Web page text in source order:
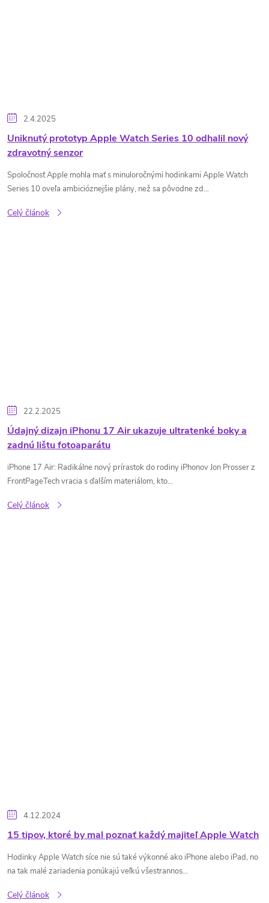
2.4.2025
Uniknutý prototyp Apple Watch Series 10 odhalil nový
zdravotný senzor
Spoločnosť Apple mohla mať s minuloročnými hodinkami Apple Watch
Series 10 oveľa ambicióznejšie plány, než sa pôvodne zd...
Celý článok
22.2.2025
Údajný dizajn iPhonu 17 Air ukazuje ultratenké boky a
zadnú lištu fotoaparátu
iPhone 17 Air: Radikálne nový prírastok do rodiny iPhonov Jon Prosser z
FrontPageTech vracia s ďalším materiálom, kto...
Celý článok
4.12.2024
15 tipov, ktoré by mal poznať každý majiteľ Apple Watch
Hodinky Apple Watch síce nie sú také výkonné ako iPhone alebo iPad, no
na tak malé zariadenia ponúkajú veľkú všestrannos...
Celý článok